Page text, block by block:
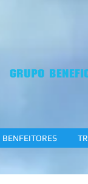
GRUPO
BENFEITORES